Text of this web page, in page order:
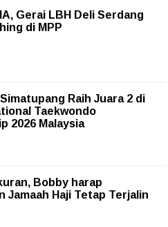
Gerai LBH Deli Serdang
di MPP
Raih Juara 2 di
Taekwondo
2026 Malaysia
Bobby harap
Jamaah Haji Tetap Terjalin